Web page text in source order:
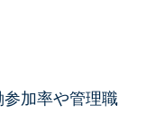
加率や管理職